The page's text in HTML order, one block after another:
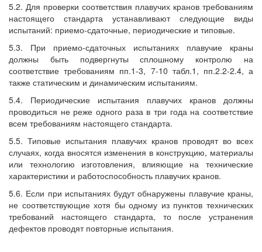
5.2. Для проверки соответствия плавучих кранов требованиям
настоящего стандарта устанавливают следующие виды
испытаний: приемо-сдаточные, периодические и типовые.
5.3. При приемо-сдаточных испытаниях плавучие краны
должны быть подвергнуты сплошному контролю на
соответствие требованиям пп.1-3, 7-10 табл.1, пп.2.2-2.4, а
также статическим и динамическим испытаниям.
5.4. Периодические испытания плавучих кранов должны
проводиться не реже одного раза в три года на соответствие
всем требованиям настоящего стандарта.
5.5. Типовые испытания плавучих кранов проводят во всех
случаях, когда вносятся изменения в конструкцию, материалы
или технологию изготовления, влияющие на технические
характеристики и работоспособность плавучих кранов.
5.6. Если при испытаниях будут обнаружены плавучие краны,
не соответствующие хотя бы одному из пунктов технических
требований настоящего стандарта, то после устранения
дефектов проводят повторные испытания.